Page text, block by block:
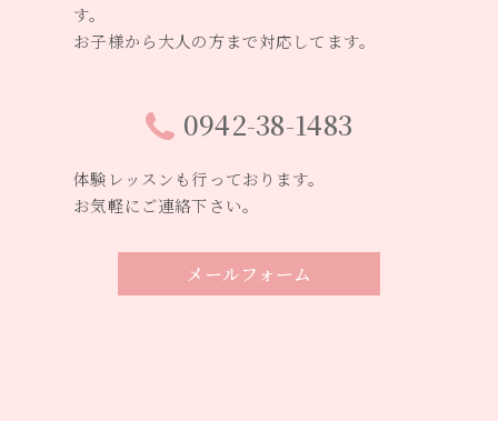
す。
お子様から大人の方まで対応してます。
0942-38-1483
体験レッスンも行っております。
お気軽にご連絡下さい。
メールフォーム